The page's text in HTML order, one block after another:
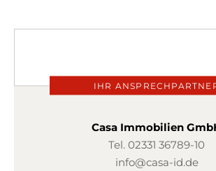
IHR
Casa Immobilien
Tel. 02331 36789-10
info@casa-id.de